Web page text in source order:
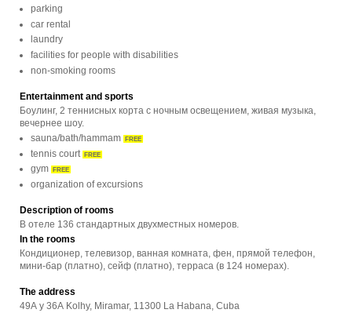
parking
car rental
laundry
facilities for people with disabilities
non-smoking rooms
Entertainment and sports
Боулинг, 2 теннисных корта с ночным освещением, живая музыка,
вечернее шоу.
sauna/bath/hammam FREE
tennis court FREE
gym FREE
organization of excursions
Description of rooms
В отеле 136 стандартных двухместных номеров.
In the rooms
Кондиционер, телевизор, ванная комната, фен, прямой телефон,
мини-бар (платно), сейф (платно), терраса (в 124 номерах).
The address
49A y 36A Kolhy, Miramar, 11300 La Habana, Cuba